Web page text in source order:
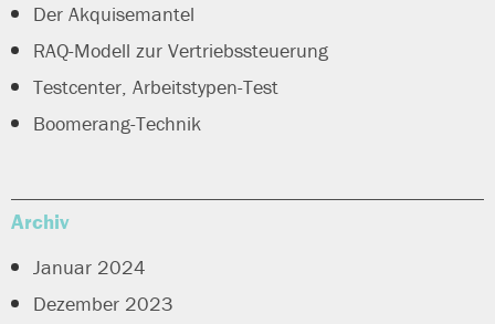
Der Akquisemantel
RAQ-Modell zur Vertriebssteuerung
Testcenter, Arbeitstypen-Test
Boomerang-Technik
Archiv
Januar 2024
Dezember 2023